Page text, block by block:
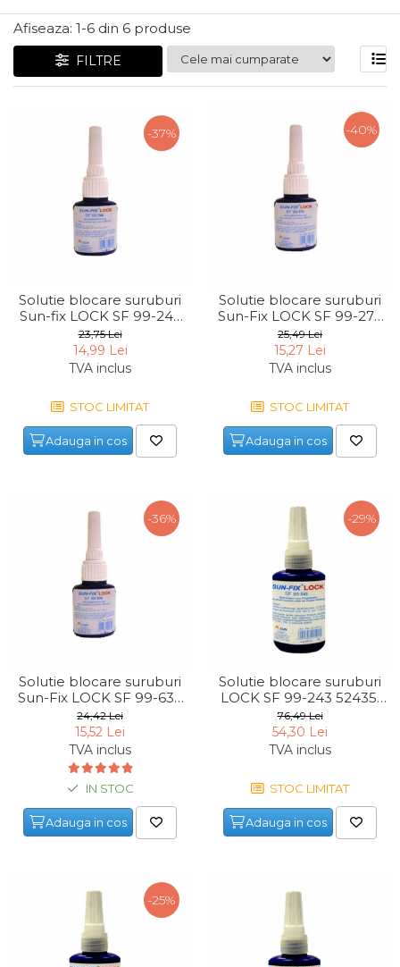
Articole Pentru Gradina
Accesorii Bucatarie
Cabluri Incalzitoare cu
Termostat
Alarme Casa
Accesorii Baie
Accesorii Telefoane
Casti Audio
Accesorii Laptop & PC
Ultrasunete
Cutii Depozitare
Chinga & Suport Mobila
Maturi, Mopuri, Galeti &
Accesorii
Baterii & Acumulatori
Baterii AAA
Corpuri de Iluminat
Lanterne
Proiectoare
Iluminare Led
Lampi
Tester de Tensiune
Afiseaza: 1-6 din 6 produse
FILTRE
-37%
Solutie blocare suruburi
Sun-fix LOCK SF 99-243
52431, 10 ml
23,75 Lei
14,99 Lei
TVA inclus
STOC LIMITAT
Adauga in cos
-40%
Solutie blocare suruburi
Sun-Fix LOCK SF 99-270
52701, 10 ml
25,49 Lei
15,27 Lei
TVA inclus
STOC LIMITAT
Adauga in cos
-36%
Solutie blocare suruburi
Sun-Fix LOCK SF 99-638
56381, 10 ml
24,42 Lei
15,52 Lei
TVA inclus
IN STOC
Adauga in cos
-29%
Solutie blocare suruburi
LOCK SF 99-243 52435,
50ml
76,49 Lei
54,30 Lei
TVA inclus
STOC LIMITAT
Adauga in cos
-25%